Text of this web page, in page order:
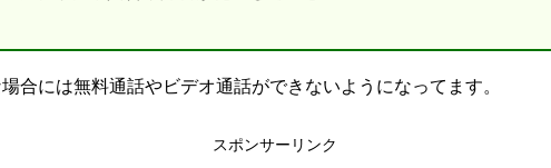
場合には無料通話やビデオ通話ができないようになってます。
スポンサーリンク